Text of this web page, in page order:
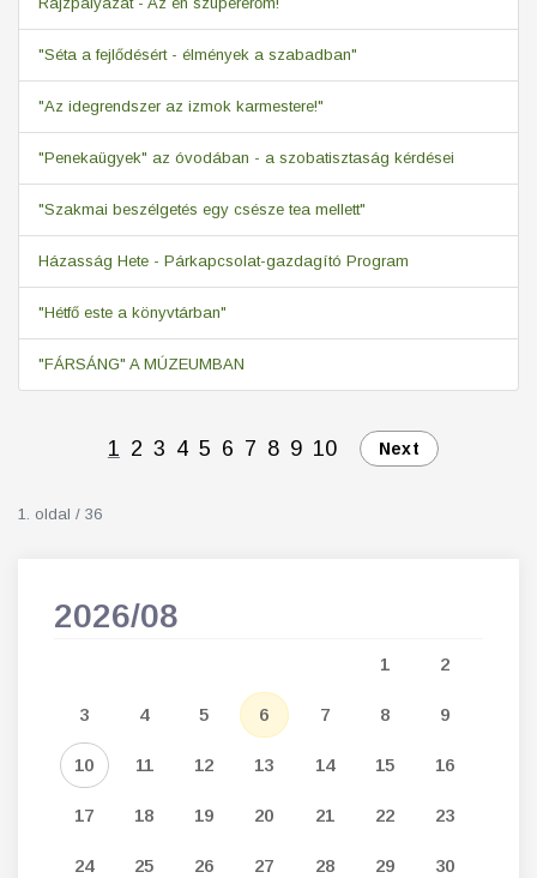
"Séta a fejlődésért - élmények a szabadban"
"Az idegrendszer az izmok karmestere!"
"Penekaügyek" az óvodában - a szobatisztaság kérdései
"Szakmai beszélgetés egy csésze tea mellett"
Házasság Hete - Párkapcsolat-gazdagító Program
"Hétfő este a könyvtárban"
"FÁRSÁNG" A MÚZEUMBAN
1 2 3 4 5 6 7 8 9 10 Next
1. oldal / 36
2026/08
1 2
3 4 5 6 7 8 9
10 11 12 13 14 15 16
17 18 19 20 21 22 23
24 25 26 27 28 29 30